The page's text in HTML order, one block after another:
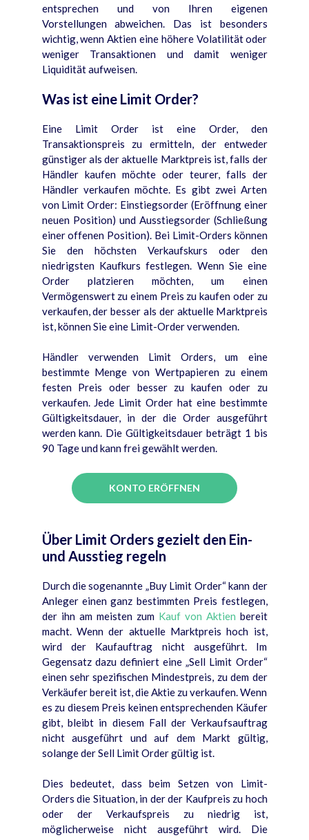
entsprechen und von Ihren eigenen
Vorstellungen abweichen. Das ist besonders
wichtig, wenn Aktien eine höhere Volatilität oder
weniger Transaktionen und damit weniger
Liquidität aufweisen.
Was ist eine Limit Order?
Eine Limit Order ist eine Order, den
Transaktionspreis zu ermitteln, der entweder
günstiger als der aktuelle Marktpreis ist, falls der
Händler kaufen möchte oder teurer, falls der
Händler verkaufen möchte. Es gibt zwei Arten
von Limit Order: Einstiegsorder (Eröffnung einer
neuen Position) und Ausstiegsorder (Schließung
einer offenen Position). Bei Limit-Orders können
Sie den höchsten Verkaufskurs oder den
niedrigsten Kaufkurs festlegen. Wenn Sie eine
Order platzieren möchten, um einen
Vermögenswert zu einem Preis zu kaufen oder zu
verkaufen, der besser als der aktuelle Marktpreis
ist, können Sie eine Limit-Order verwenden.
Händler verwenden Limit Orders, um eine
bestimmte Menge von Wertpapieren zu einem
festen Preis oder besser zu kaufen oder zu
verkaufen. Jede Limit Order hat eine bestimmte
Gültigkeitsdauer, in der die Order ausgeführt
werden kann. Die Gültigkeitsdauer beträgt 1 bis
90 Tage und kann frei gewählt werden.
KONTO ERÖFFNEN
Über Limit Orders gezielt den Ein-
und Ausstieg regeln
Durch die sogenannte „Buy Limit Order“ kann der
Anleger einen ganz bestimmten Preis festlegen,
der ihn am meisten zum Kauf von Aktien bereit
macht. Wenn der aktuelle Marktpreis hoch ist,
wird der Kaufauftrag nicht ausgeführt. Im
Gegensatz dazu definiert eine „Sell Limit Order“
einen sehr spezifischen Mindestpreis, zu dem der
Verkäufer bereit ist, die Aktie zu verkaufen. Wenn
es zu diesem Preis keinen entsprechenden Käufer
gibt, bleibt in diesem Fall der Verkaufsauftrag
nicht ausgeführt und auf dem Markt gültig,
solange der Sell Limit Order gültig ist.
Dies bedeutet, dass beim Setzen von Limit-
Orders die Situation, in der der Kaufpreis zu hoch
oder der Verkaufspreis zu niedrig ist,
möglicherweise nicht ausgeführt wird. Die